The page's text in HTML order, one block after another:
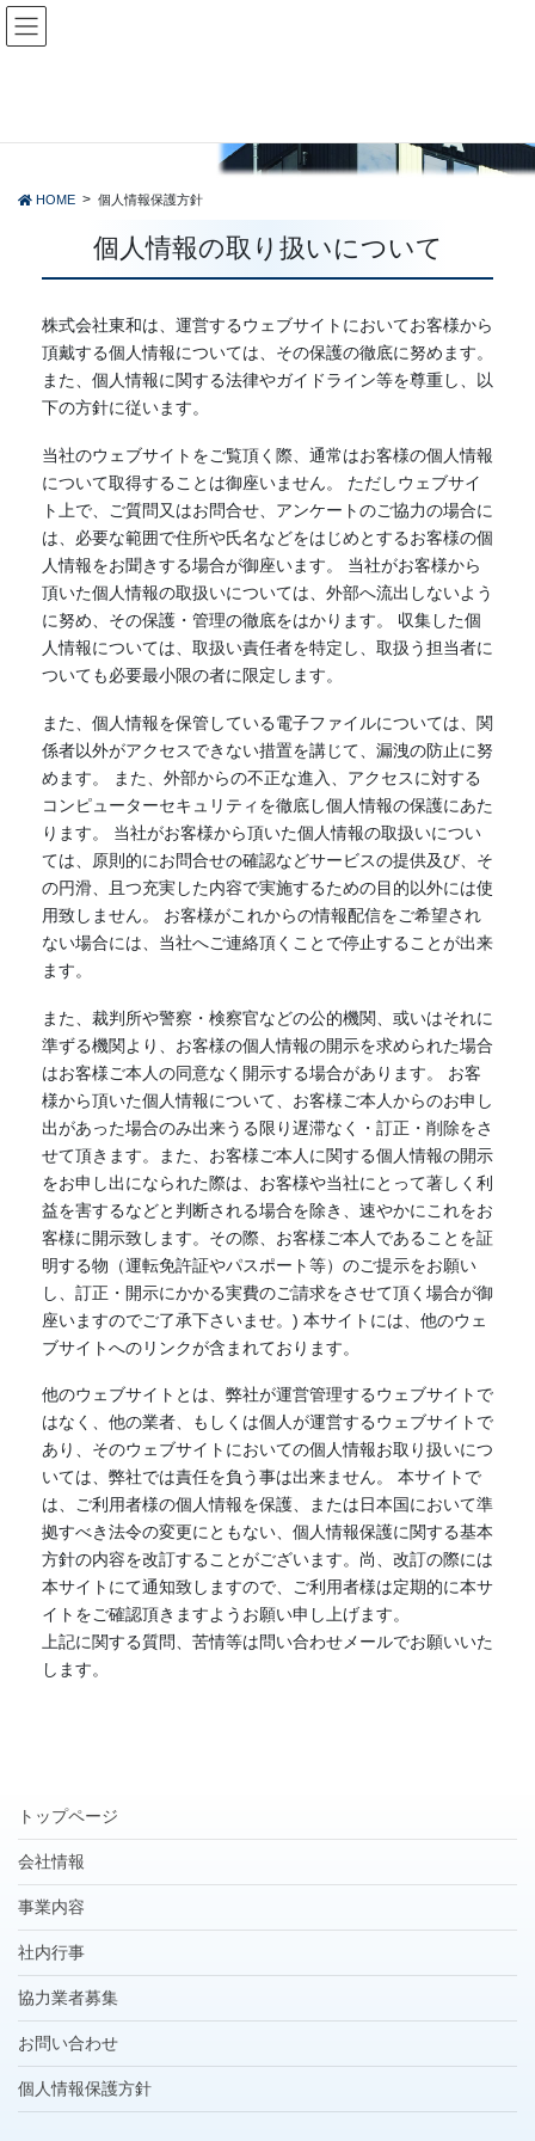
コ
ン
ナ
ビ
HOME 個人情報保護方針
個人情報の取り扱いについて
株式会社東和は、運営するウェブサイトにおいてお客様から
頂戴する個人情報については、その保護の徹底に努めます。
また、個人情報に関する法律やガイドライン等を尊重し、以
下の方針に従います。
当社のウェブサイトをご覧頂く際、通常はお客様の個人情報
について取得することは御座いません。 ただしウェブサイ
ト上で、ご質問又はお問合せ、アンケートのご協力の場合に
は、必要な範囲で住所や氏名などをはじめとするお客様の個
人情報をお聞きする場合が御座います。 当社がお客様から
頂いた個人情報の取扱いについては、外部へ流出しないよう
に努め、その保護・管理の徹底をはかります。 収集した個
人情報については、取扱い責任者を特定し、取扱う担当者に
ついても必要最小限の者に限定します。
また、個人情報を保管している電子ファイルについては、関
係者以外がアクセスできない措置を講じて、漏洩の防止に努
めます。 また、外部からの不正な進入、アクセスに対する
コンピューターセキュリティを徹底し個人情報の保護にあた
ります。 当社がお客様から頂いた個人情報の取扱いについ
ては、原則的にお問合せの確認などサービスの提供及び、そ
の円滑、且つ充実した内容で実施するための目的以外には使
用致しません。 お客様がこれからの情報配信をご希望され
ない場合には、当社へご連絡頂くことで停止することが出来
ます。
また、裁判所や警察・検察官などの公的機関、或いはそれに
準ずる機関より、お客様の個人情報の開示を求められた場合
はお客様ご本人の同意なく開示する場合があります。 お客
様から頂いた個人情報について、お客様ご本人からのお申し
出があった場合のみ出来うる限り遅滞なく・訂正・削除をさ
せて頂きます。また、お客様ご本人に関する個人情報の開示
をお申し出になられた際は、お客様や当社にとって著しく利
益を害するなどと判断される場合を除き、速やかにこれをお
客様に開示致します。その際、お客様ご本人であることを証
明する物（運転免許証やパスポート等）のご提示をお願い
し、訂正・開示にかかる実費のご請求をさせて頂く場合が御
座いますのでご了承下さいませ。) 本サイトには、他のウェ
ブサイトへのリンクが含まれております。
他のウェブサイトとは、弊社が運営管理するウェブサイトで
はなく、他の業者、もしくは個人が運営するウェブサイトで
あり、そのウェブサイトにおいての個人情報お取り扱いにつ
いては、弊社では責任を負う事は出来ません。 本サイトで
は、ご利用者様の個人情報を保護、または日本国において準
拠すべき法令の変更にともない、個人情報保護に関する基本
方針の内容を改訂することがございます。尚、改訂の際には
本サイトにて通知致しますので、ご利用者様は定期的に本サ
イトをご確認頂きますようお願い申し上げます。
上記に関する質問、苦情等は問い合わせメールでお願いいた
します。
トップページ
会社情報
事業内容
社内行事
協力業者募集
お問い合わせ
個人情報保護方針